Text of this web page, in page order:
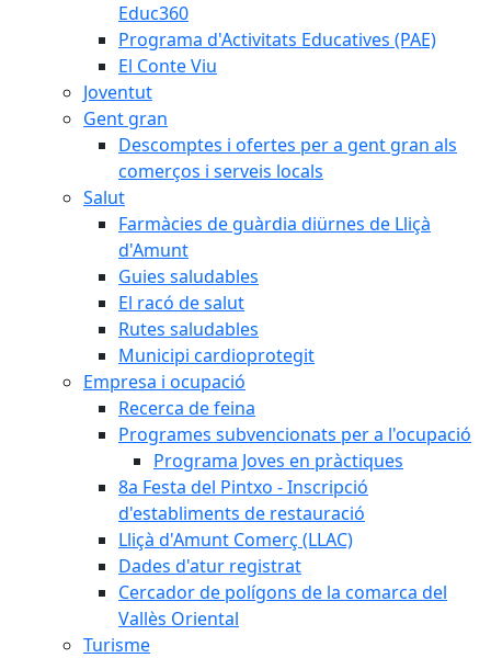
Educ360
Programa d'Activitats Educatives (PAE)
El Conte Viu
Joventut
Gent gran
Descomptes i ofertes per a gent gran als
comerços i serveis locals
Salut
Farmàcies de guàrdia diürnes de Lliçà
d'Amunt
Guies saludables
El racó de salut
Rutes saludables
Municipi cardioprotegit
Empresa i ocupació
Recerca de feina
Programes subvencionats per a l'ocupació
Programa Joves en pràctiques
8a Festa del Pintxo - Inscripció
d'establiments de restauració
Lliçà d'Amunt Comerç (LLAC)
Dades d'atur registrat
Cercador de polígons de la comarca del
Vallès Oriental
Turisme